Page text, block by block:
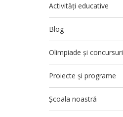
Activități educative
Blog
Olimpiade și concursuri
Proiecte și programe
Școala noastră